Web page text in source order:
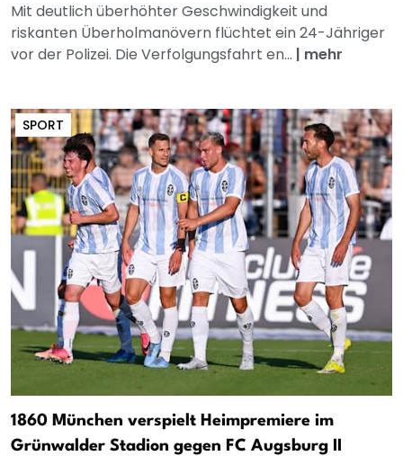
Mit deutlich überhöhter Geschwindigkeit und
riskanten Überholmanövern flüchtet ein 24-Jähriger
vor der Polizei. Die Verfolgungsfahrt en... | mehr
SPORT
1860 München verspielt Heimpremiere im
Grünwalder Stadion gegen FC Augsburg II